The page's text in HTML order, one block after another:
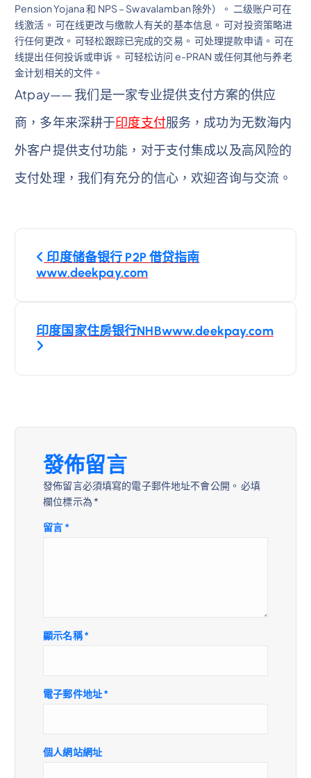
Pension Yojana 和 NPS – Swavalamban 除外）。 二级账户可在
线激活。 可在线更改与缴款人有关的基本信息。 可对投资策略进
行任何更改。 可轻松跟踪已完成的交易。 可处理提款申请。 可在
线提出任何投诉或申诉。 可轻松访问 e-PRAN 或任何其他与养老
金计划相关的文件。
Atpay—— 我们是一家专业提供支付方案的供应
商，多年来深耕于印度支付服务，成功为无数海内
外客户提供支付功能，对于支付集成以及高风险的
支付处理，我们有充分的信心，欢迎咨询与交流。
文
章
覽
印度储备银行 P2P 借贷指南
www.deekpay.com
印度国家住房银行NHBwww.deekpay.com
發佈留言
發佈留言必須填寫的電子郵件地址不會公開。 必填
欄位標示為 *
留言 *
顯示名稱*
電子郵件地址*
個人網站網址